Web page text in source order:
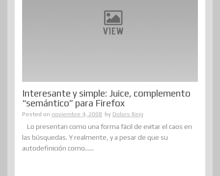
Interesante y simple: Juice, complemento
“semántico” para Firefox
Posted on noviembre 4, 2008 by Dolors Reig
Lo presentan como una forma fácil de evitar el caos en
las búsquedas. Y realmente, y a pesar de que su
autodefinición como......